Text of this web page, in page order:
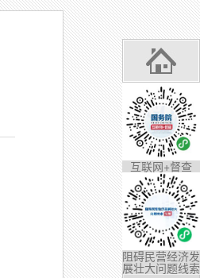
互联网+督查
阻碍民营经济发
展壮大问题线索